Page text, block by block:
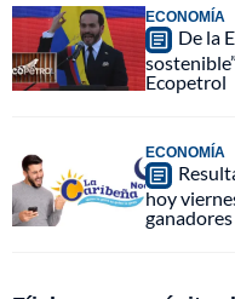
ECONOMÍA
De la
Ecopetrol
ECONOMÍA
hoy
ganadores